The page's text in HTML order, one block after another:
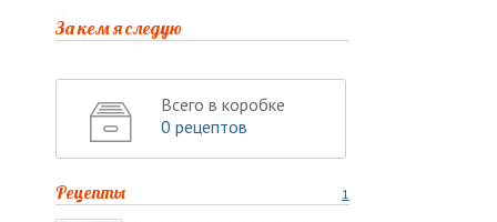
За кем я следую
Всего в коробке
0 рецептов
1
Рецепты